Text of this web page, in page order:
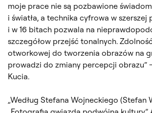
moje prace nie są pozbawione
i światła, a technika cyfrowa w szerszej
i w 16 bitach pozwala na
szczegółow przejść tonalnych.
otworkowej do tworzenia obrazów na
prowadzi do zmiany percepcji obrazu“
Kucia.
„Według Stefana Wojneckiego (Stefan